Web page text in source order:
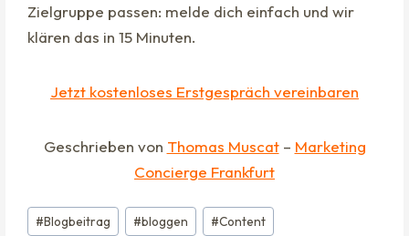
Zielgruppe passen: melde dich einfach und wir
klären das in 15 Minuten.
Jetzt kostenloses Erstgespräch vereinbaren
Geschrieben von Thomas Muscat– Marketing
Concierge Frankfurt
Schlagworte:
#Blogbeitrag #bloggen #Content